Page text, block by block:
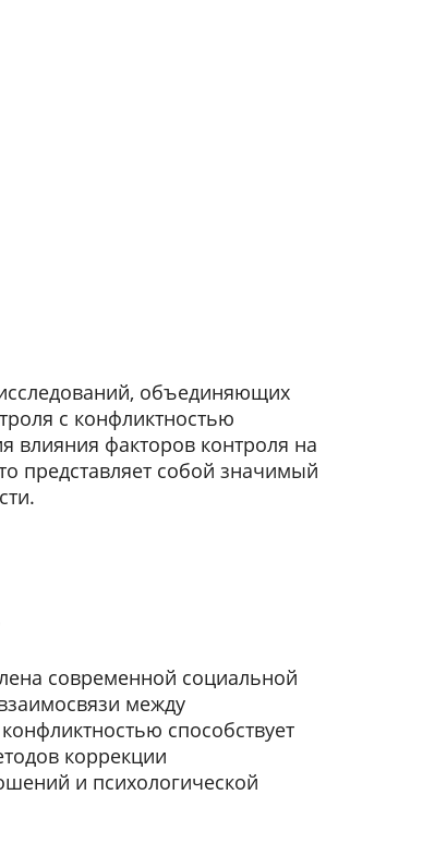
объединяющих
с конфликтностью
влияния факторов контроля на
представляет собой значимый
современной социальной
между
способствует
коррекции
и психологической